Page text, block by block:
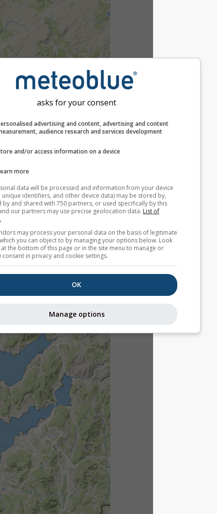
asks for your consent
Personalised advertising and content, advertising and
measurement, audience research and services
Store and/or access information on a device
Your personal data will be processed and information from
(cookies, unique identifiers, and other device data) may be
accessed by and shared with 750 partners, or used specifically
site. We and our partners may use precise geolocation data.
Some vendors may process your personal data on the basis of
interest, which you can object to by managing your options
for a link at the bottom of this page or in the site menu to
withdraw consent in privacy and cookie settings.